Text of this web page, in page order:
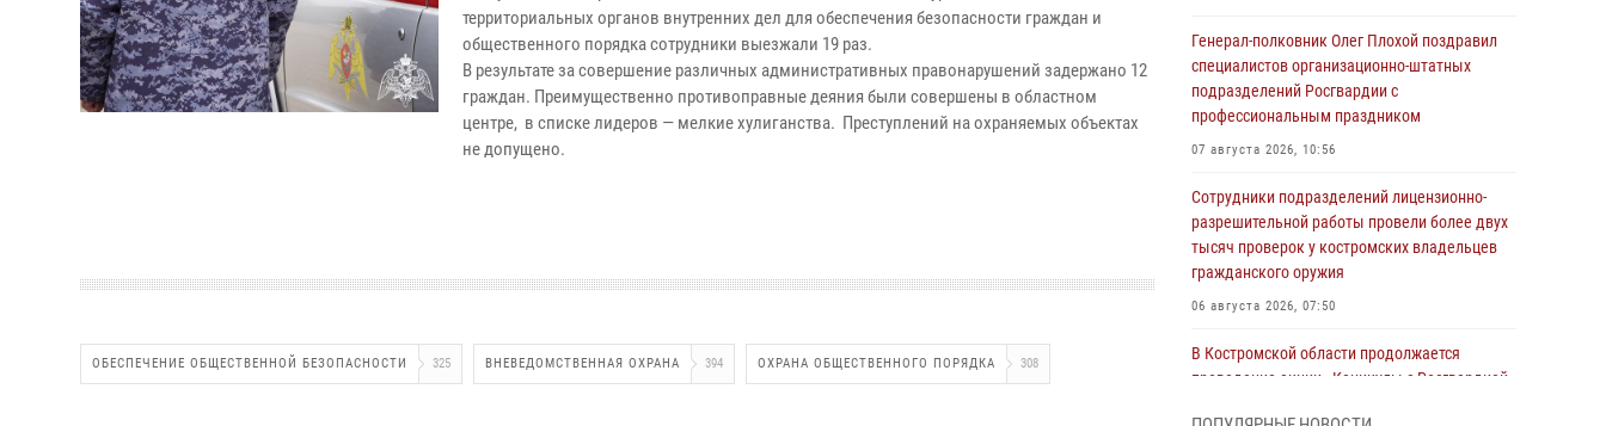
территориальных органов внутренних дел для обеспечения безопасности граждан и
общественного порядка сотрудники выезжали 19 раз.
В результате за совершение различных административных правонарушений задержано 12
граждан. Преимущественно противоправные деяния были совершены в областном
центре, в списке лидеров — мелкие хулиганства. Преступлений на охраняемых объектах
не допущено.
ОБЕСПЕЧЕНИЕ ОБЩЕСТВЕННОЙ БЕЗОПАСНОСТИ 325 ВНЕВЕДОМСТВЕННАЯ ОХРАНА 394 ОХРАНА ОБЩЕСТВЕННОГО ПОРЯДКА 308
Генерал-полковник Олег Плохой поздравил
специалистов организационно-штатных
подразделений Росгвардии с
профессиональным праздником
07 августа 2026, 10:56
Сотрудники подразделений лицензионно-
разрешительной работы провели более двух
тысяч проверок у костромских владельцев
гражданского оружия
06 августа 2026, 07:50
В Костромской области продолжается
проведение акции «Каникулы с Росгвардией»